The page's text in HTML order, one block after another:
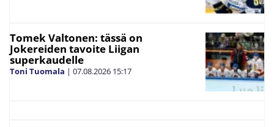
Tomek Valtonen: tässä on
Jokereiden tavoite Liigan
superkaudelle
Toni Tuomala | 07.08.2026 15:17